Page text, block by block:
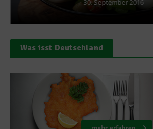
30. September 2016
Was isst Deutschland